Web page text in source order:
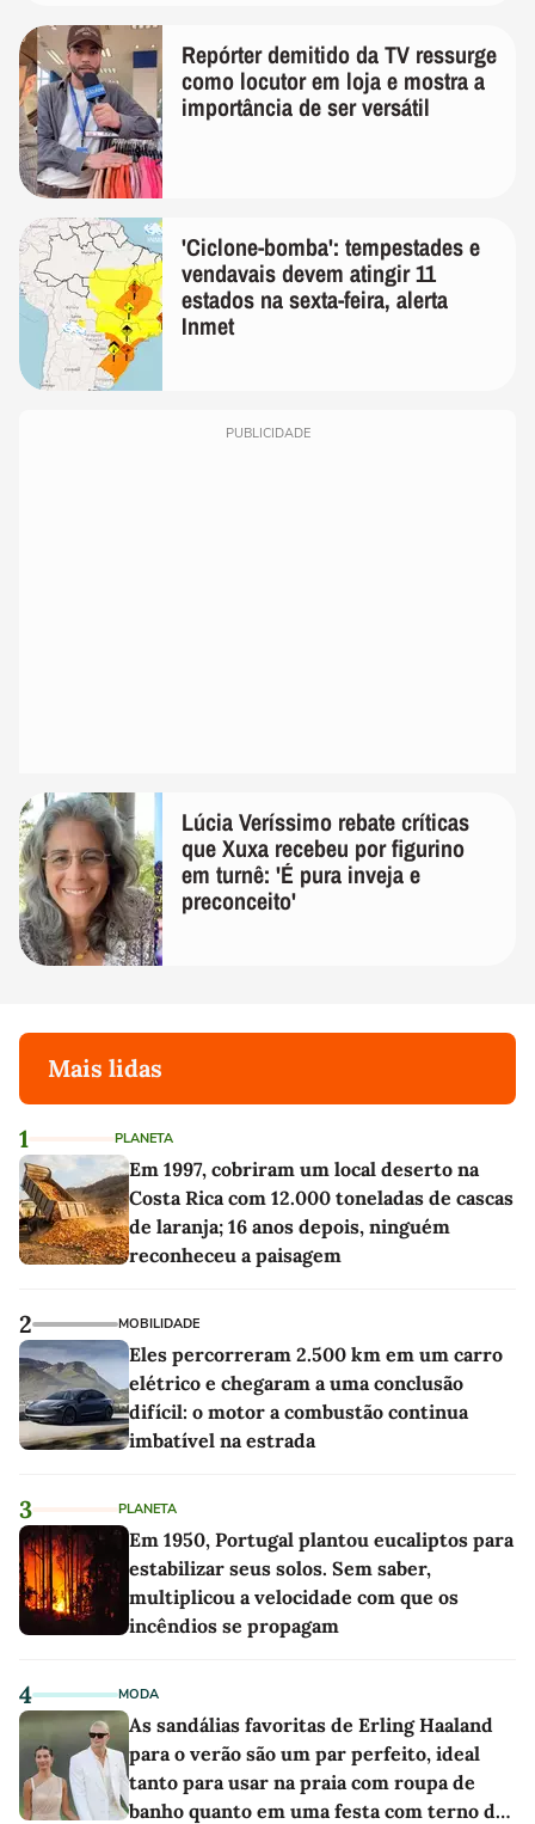
Repórter demitido da TV ressurge
como locutor em loja e mostra a
importância de ser versátil
'Ciclone-bomba': tempestades e
vendavais devem atingir 11
estados na sexta-feira, alerta
Inmet
PUBLICIDADE
Lúcia Veríssimo rebate críticas
que Xuxa recebeu por figurino
em turnê: 'É pura inveja e
preconceito'
Mais lidas
1 PLANETA
Em 1997, cobriram um local deserto na
Costa Rica com 12.000 toneladas de cascas
de laranja; 16 anos depois, ninguém
reconheceu a paisagem
2 MOBILIDADE
Eles percorreram 2.500 km em um carro
elétrico e chegaram a uma conclusão
difícil: o motor a combustão continua
imbatível na estrada
3 PLANETA
Em 1950, Portugal plantou eucaliptos para
estabilizar seus solos. Sem saber,
multiplicou a velocidade com que os
incêndios se propagam
4 MODA
As sandálias favoritas de Erling Haaland
para o verão são um par perfeito, ideal
tanto para usar na praia com roupa de
banho quanto em uma festa com terno de